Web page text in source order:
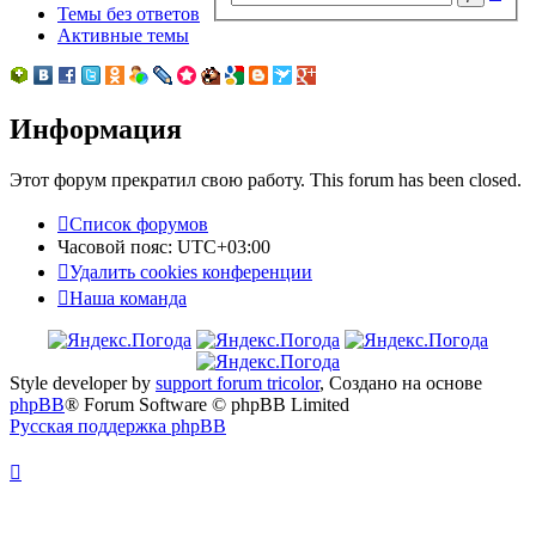
Темы без ответов
Активные темы
Информация
Этот форум прекратил свою работу. This forum has been closed.
Список форумов
Часовой пояс: UTC+03:00
Удалить cookies конференции
Наша команда
Style developer by support forum tricolor, Создано на основе
phpBB® Forum Software © phpBB Limited
Русская поддержка phpBB